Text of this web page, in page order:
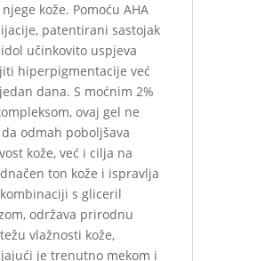
kože. Pomoću AHA
patentirani sastojak
učinkovito uspjeva
hiperpigmentacije već
dana. S moćnim 2%
ovaj gel ne
odmah poboljšava
kože, već i cilja na
ton kože i ispravlja
s gliceril
održava prirodnu
vlažnosti kože,
je trenutno mekom i